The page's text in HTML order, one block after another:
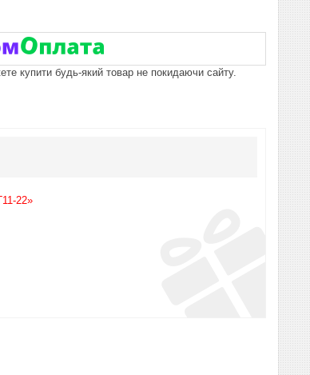
купити будь-який товар не покидаючи сайту.
22»